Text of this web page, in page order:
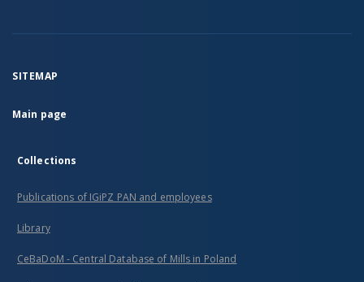
SITEMAP
Main page
Collections
Publications of IGiPZ PAN and employees
Library
CeBaDoM - Central Database of Mills in Poland